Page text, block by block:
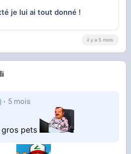
je lui ai tout donné !
il y a 5 mois
5 mois
pets